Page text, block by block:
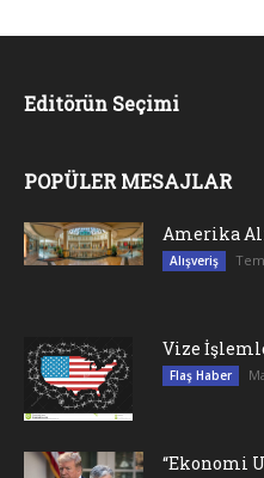
Editörün Seçimi
POPÜLER MESAJLAR
Amerika
Alışveriş
Vize
Flaş Haber
“Ekonomi